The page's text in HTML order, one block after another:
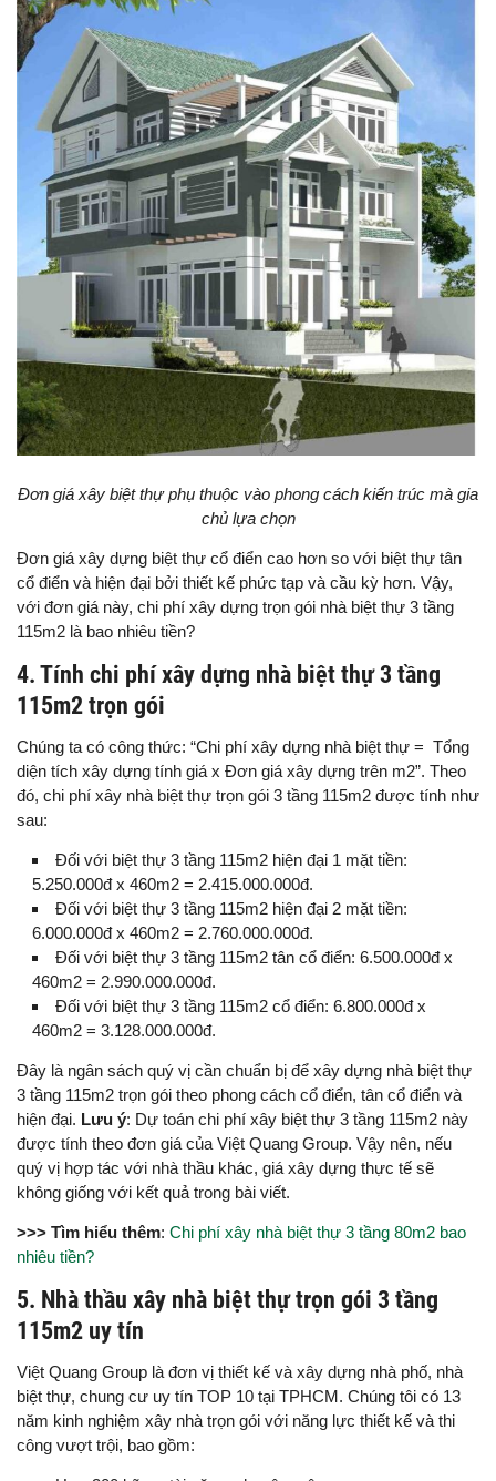
Đơn giá xây biệt thự phụ thuộc vào phong cách kiến trúc mà gia
chủ lựa chọn
Đơn giá xây dựng biệt thự cổ điển cao hơn so với biệt thự tân
cổ điển và hiện đại bởi thiết kế phức tạp và cầu kỳ hơn. Vậy,
với đơn giá này, chi phí xây dựng trọn gói nhà biệt thự 3 tầng
115m2 là bao nhiêu tiền?
4. Tính chi phí xây dựng nhà biệt thự 3 tầng
115m2 trọn gói
Chúng ta có công thức: “Chi phí xây dựng nhà biệt thự = Tổng
diện tích xây dựng tính giá x Đơn giá xây dựng trên m2”. Theo
đó, chi phí xây nhà biệt thự trọn gói 3 tầng 115m2 được tính như
sau:
Đối với biệt thự 3 tầng 115m2 hiện đại 1 mặt tiền:
5.250.000đ x 460m2 = 2.415.000.000đ.
Đối với biệt thự 3 tầng 115m2 hiện đại 2 mặt tiền:
6.000.000đ x 460m2 = 2.760.000.000đ.
Đối với biệt thự 3 tầng 115m2 tân cổ điển: 6.500.000đ x
460m2 = 2.990.000.000đ.
Đối với biệt thự 3 tầng 115m2 cổ điển: 6.800.000đ x
460m2 = 3.128.000.000đ.
Đây là ngân sách quý vị cần chuẩn bị để xây dựng nhà biệt thự
3 tầng 115m2 trọn gói theo phong cách cổ điển, tân cổ điển và
hiện đại. Lưu ý: Dự toán chi phí xây biệt thự 3 tầng 115m2 này
được tính theo đơn giá của Việt Quang Group. Vậy nên, nếu
quý vị hợp tác với nhà thầu khác, giá xây dựng thực tế sẽ
không giống với kết quả trong bài viết.
>>> Tìm hiểu thêm: Chi phí xây nhà biệt thự 3 tầng 80m2 bao
nhiêu tiền?
5. Nhà thầu xây nhà biệt thự trọn gói 3 tầng
115m2 uy tín
Việt Quang Group là đơn vị thiết kế và xây dựng nhà phố, nhà
biệt thự, chung cư uy tín TOP 10 tại TPHCM. Chúng tôi có 13
năm kinh nghiệm xây nhà trọn gói với năng lực thiết kế và thi
công vượt trội, bao gồm: